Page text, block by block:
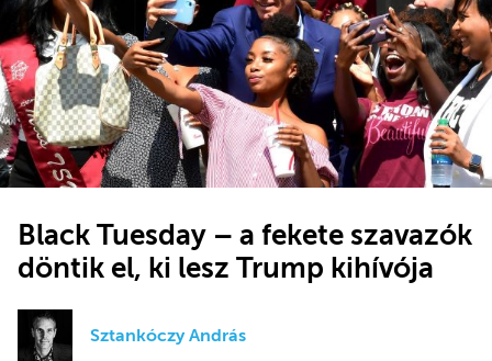
Black Tuesday – a fekete szavazók
döntik el, ki lesz Trump kihívója
Sztankóczy András